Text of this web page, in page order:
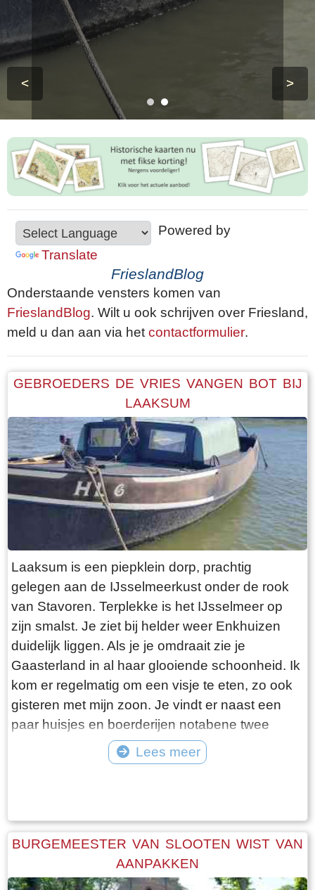
< >
Powered by
Translate
FrieslandBlog
Onderstaande vensters komen van
FrieslandBlog. Wilt u ook schrijven over Friesland,
meld u dan aan via het contactformulier.
GEBROEDERS DE VRIES VANGEN BOT BIJ
LAAKSUM
Laaksum is een piepklein dorp, prachtig
gelegen aan de IJsselmeerkust onder de rook
van Stavoren. Terplekke is het IJsselmeer op
zijn smalst. Je ziet bij helder weer Enkhuizen
duidelijk liggen. Als je je omdraait zie je
Gaasterland in al haar glooiende schoonheid. Ik
kom er regelmatig om een visje te eten, zo ook
gisteren met mijn zoon. Je vindt er naast een
paar huisjes en boerderijen notabene twee
visrestaurants op steenworp afstand van elkaar.
Er schijnt het jaar rond voldoende klandizie te
linker restaurant dat sinds een paar jaar in de
voormalige zoutloods gevestigd is. Zolang de
voorraad strekt welteverstaan. De naam
“Laaksumer Bot” suggereert dat de vis terplekke
Lees meer
BURGEMEESTER VAN SLOOTEN WIST VAN
AANPAKKEN